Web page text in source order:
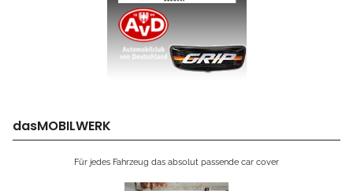
dasMOBILWERK
Für jedes Fahrzeug das absolut passende car cover